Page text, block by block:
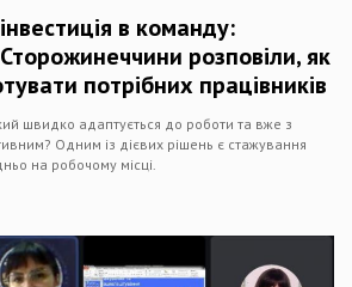
в команду:
розповіли, як
потрібних працівників
швидко адаптується до роботи та вже з
Одним із дієвих рішень є стажування
на робочому місці.